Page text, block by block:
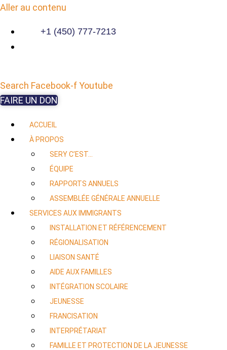
Aller au contenu
+1 (450) 777-7213
Search Facebook-fYoutube
FAIRE UN DON
ACCUEIL
À PROPOS
SERY C’EST…
ÉQUIPE
RAPPORTS ANNUELS
ASSEMBLÉE GÉNÉRALE ANNUELLE
SERVICES AUX IMMIGRANTS
INSTALLATION ET RÉFÉRENCEMENT
RÉGIONALISATION
LIAISON SANTÉ
AIDE AUX FAMILLES
INTÉGRATION SCOLAIRE
JEUNESSE
FRANCISATION
INTERPRÉTARIAT
FAMILLE ET PROTECTION DE LA JEUNESSE